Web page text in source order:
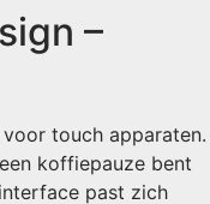
–
touch apparaten.
koffiepauze bent
past zich